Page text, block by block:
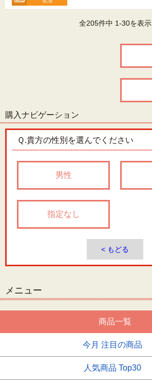
全205件中 1-30を表示
購入ナビゲーション
Ｑ.貴方の性別を選んでください
男性
指定なし
< もどる
メニュー
商品一覧
今月 注目の商品
人気商品 Top30